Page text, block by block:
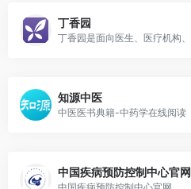
丁香园
知源中医
中医医书典籍-中药学在线阅读
中国疾病预防控制中心官网